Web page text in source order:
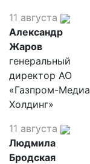
11 августа
Александр
Жаров
генеральный
директор АО
«Газпром-Медиа
Холдинг»
11 августа
Людмила
Бродская